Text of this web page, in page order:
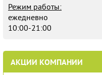
Режим работы:
ежедневно
10:00-21:00
АКЦИИ КОМПАНИИ